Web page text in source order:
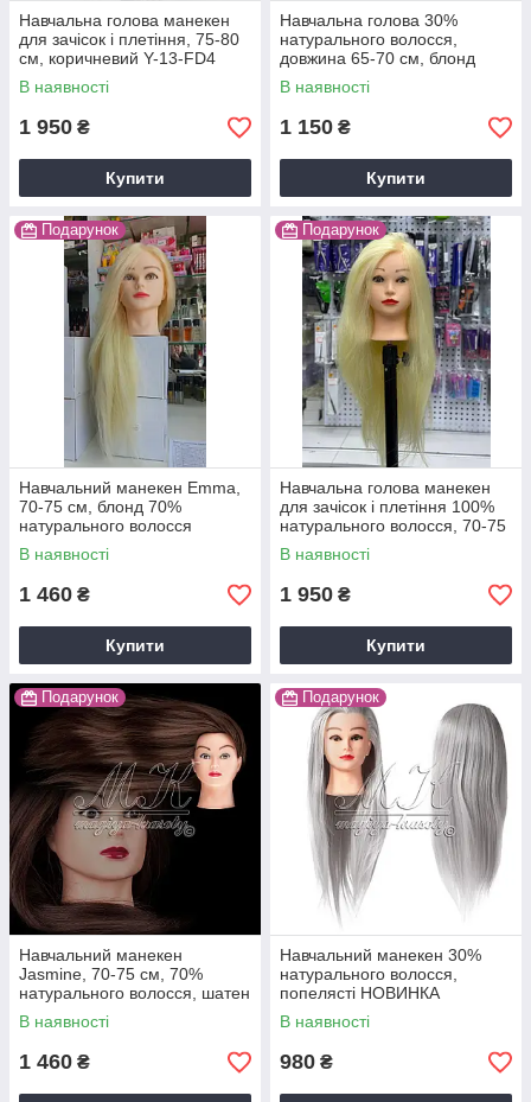
Навчальна голова манекен
для зачісок і плетіння, 75-80
см, коричневий Y-13-FD4
В наявності
1 950 ₴
Купити
Навчальна голова 30%
натурального волосся,
довжина 65-70 см, блонд
В наявності
1 150 ₴
Купити
Подарунок
Навчальний манекен Emma,
70-75 см, блонд 70%
натурального волосся
В наявності
1 460 ₴
Купити
Подарунок
Навчальна голова манекен
для зачісок і плетіння 100%
натурального волосся, 70-75
см, блонд Y-13-Q19
В наявності
1 950 ₴
Купити
Подарунок
Навчальний манекен
Jasmine, 70-75 см, 70%
натурального волосся, шатен
В наявності
1 460 ₴
Подарунок
Навчальний манекен 30%
натурального волосся,
попелясті НОВИНКА
В наявності
980 ₴